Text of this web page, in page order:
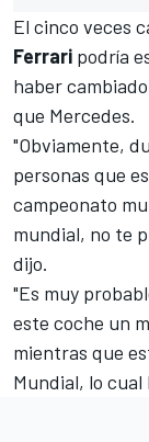
El cinco veces
Ferrari podría
haber
que Mercedes.
"Obviamente,
personas que
campeonato
mundial, no te
dijo.
"Es muy
este coche un
mientras que
Mundial, lo cual